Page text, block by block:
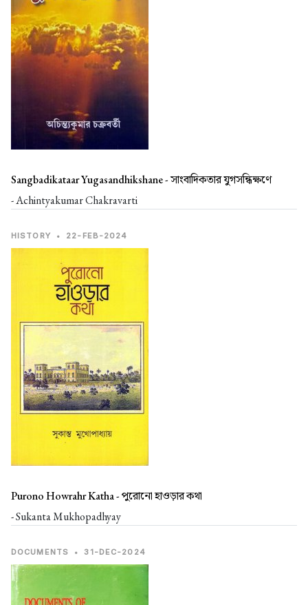
Sangbadikataar Yugasandhikshane -সাংবাদিকতার যুগসন্ধিক্ষণে
- Achintyakumar Chakravarti
HISTORY • 22-FEB-2024
Purono Howrahr Katha -পুরোনো হাওড়ার কথা
- Sukanta Mukhopadhyay
DOCUMENTS • 31-DEC-2024